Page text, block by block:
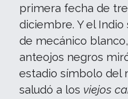
primera fecha de
diciembre. Y el
de mecánico
anteojos negros
estadio símbolo del
saludó a los viejos